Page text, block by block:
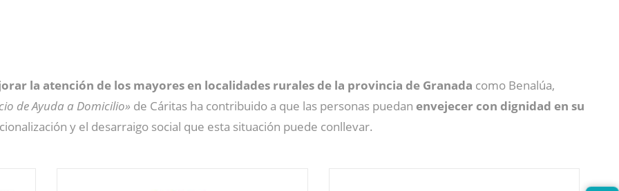
la atención de los mayores en localidades rurales de la provincia de Granada como Benalúa,
de Ayuda a Domicilio» de Cáritas ha contribuido a que las personas puedan envejecer con dignidad en su
y el desarraigo social que esta situación puede conllevar.